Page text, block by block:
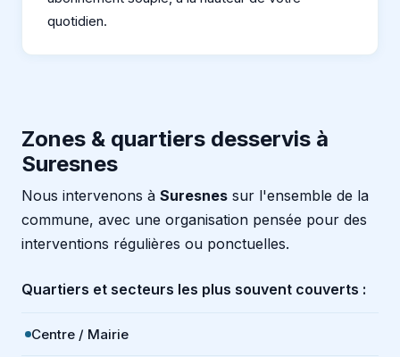
quotidien.
Zones & quartiers desservis à
Suresnes
Nous intervenons à Suresnes sur l'ensemble de la
commune, avec une organisation pensée pour des
interventions régulières ou ponctuelles.
Quartiers et secteurs les plus souvent couverts :
Centre / Mairie